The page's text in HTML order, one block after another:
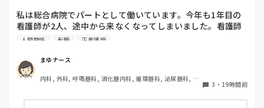
私は総合病院でパートとして働いています。今年も1年目の
看護師が2人、途中から来なくなってしまいました。看護師
として働いていると、指導の場面で「そこまで強く言わなく
患者さんの安全を守るために、厳しく伝えなければならない
場面があることは理解しています。ただ、内容よりも言い方
人間関係 転職 正看護師
まゆナース
内科, 外科, 呼吸器科, 消化器内科, 循環器科, 泌尿器科, 病
3 ・ 19時間前